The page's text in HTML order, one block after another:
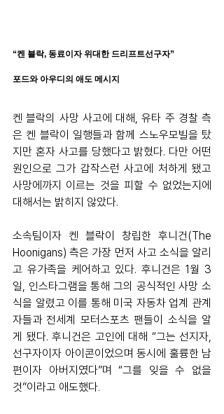
“켄 블락, 동료이자 위대한 드리프트선구자”
포드와 아우디의 애도 메시지
켄 블락의 사망 사고에 대해, 유타 주 경찰 측
은 켄 블락이 일행들과 함께 스노우모빌을 탔
지만 혼자 사고를 당했다고 밝혔다. 다만 어떤
원인으로 그가 갑작스런 사고에 처하게 됐고
사망에까지 이르는 것을 피할 수 없었는지에
대해서는 밝히지 않았다.
소속팀이자 켄 블락이 창립한 후니건(The
Hoonigans) 측은 가장 먼저 사고 소식을 알리
고 유가족을 케어하고 있다. 후니건은 1월 3
일, 인스타그램을 통해 그의 공식적인 사망 소
식을 알렸고 이를 통해 미국 자동차 업계 관계
자들과 전세계 모터스포츠 팬들이 소식을 알
게 됐다. 후니건은 고인에 대해 “그는 선지자,
선구자이자 아이콘이었으며 동시에 훌륭한 남
편이자 아버지였다”며 “그를 잊을 수 없을
것”이라고 애도했다.